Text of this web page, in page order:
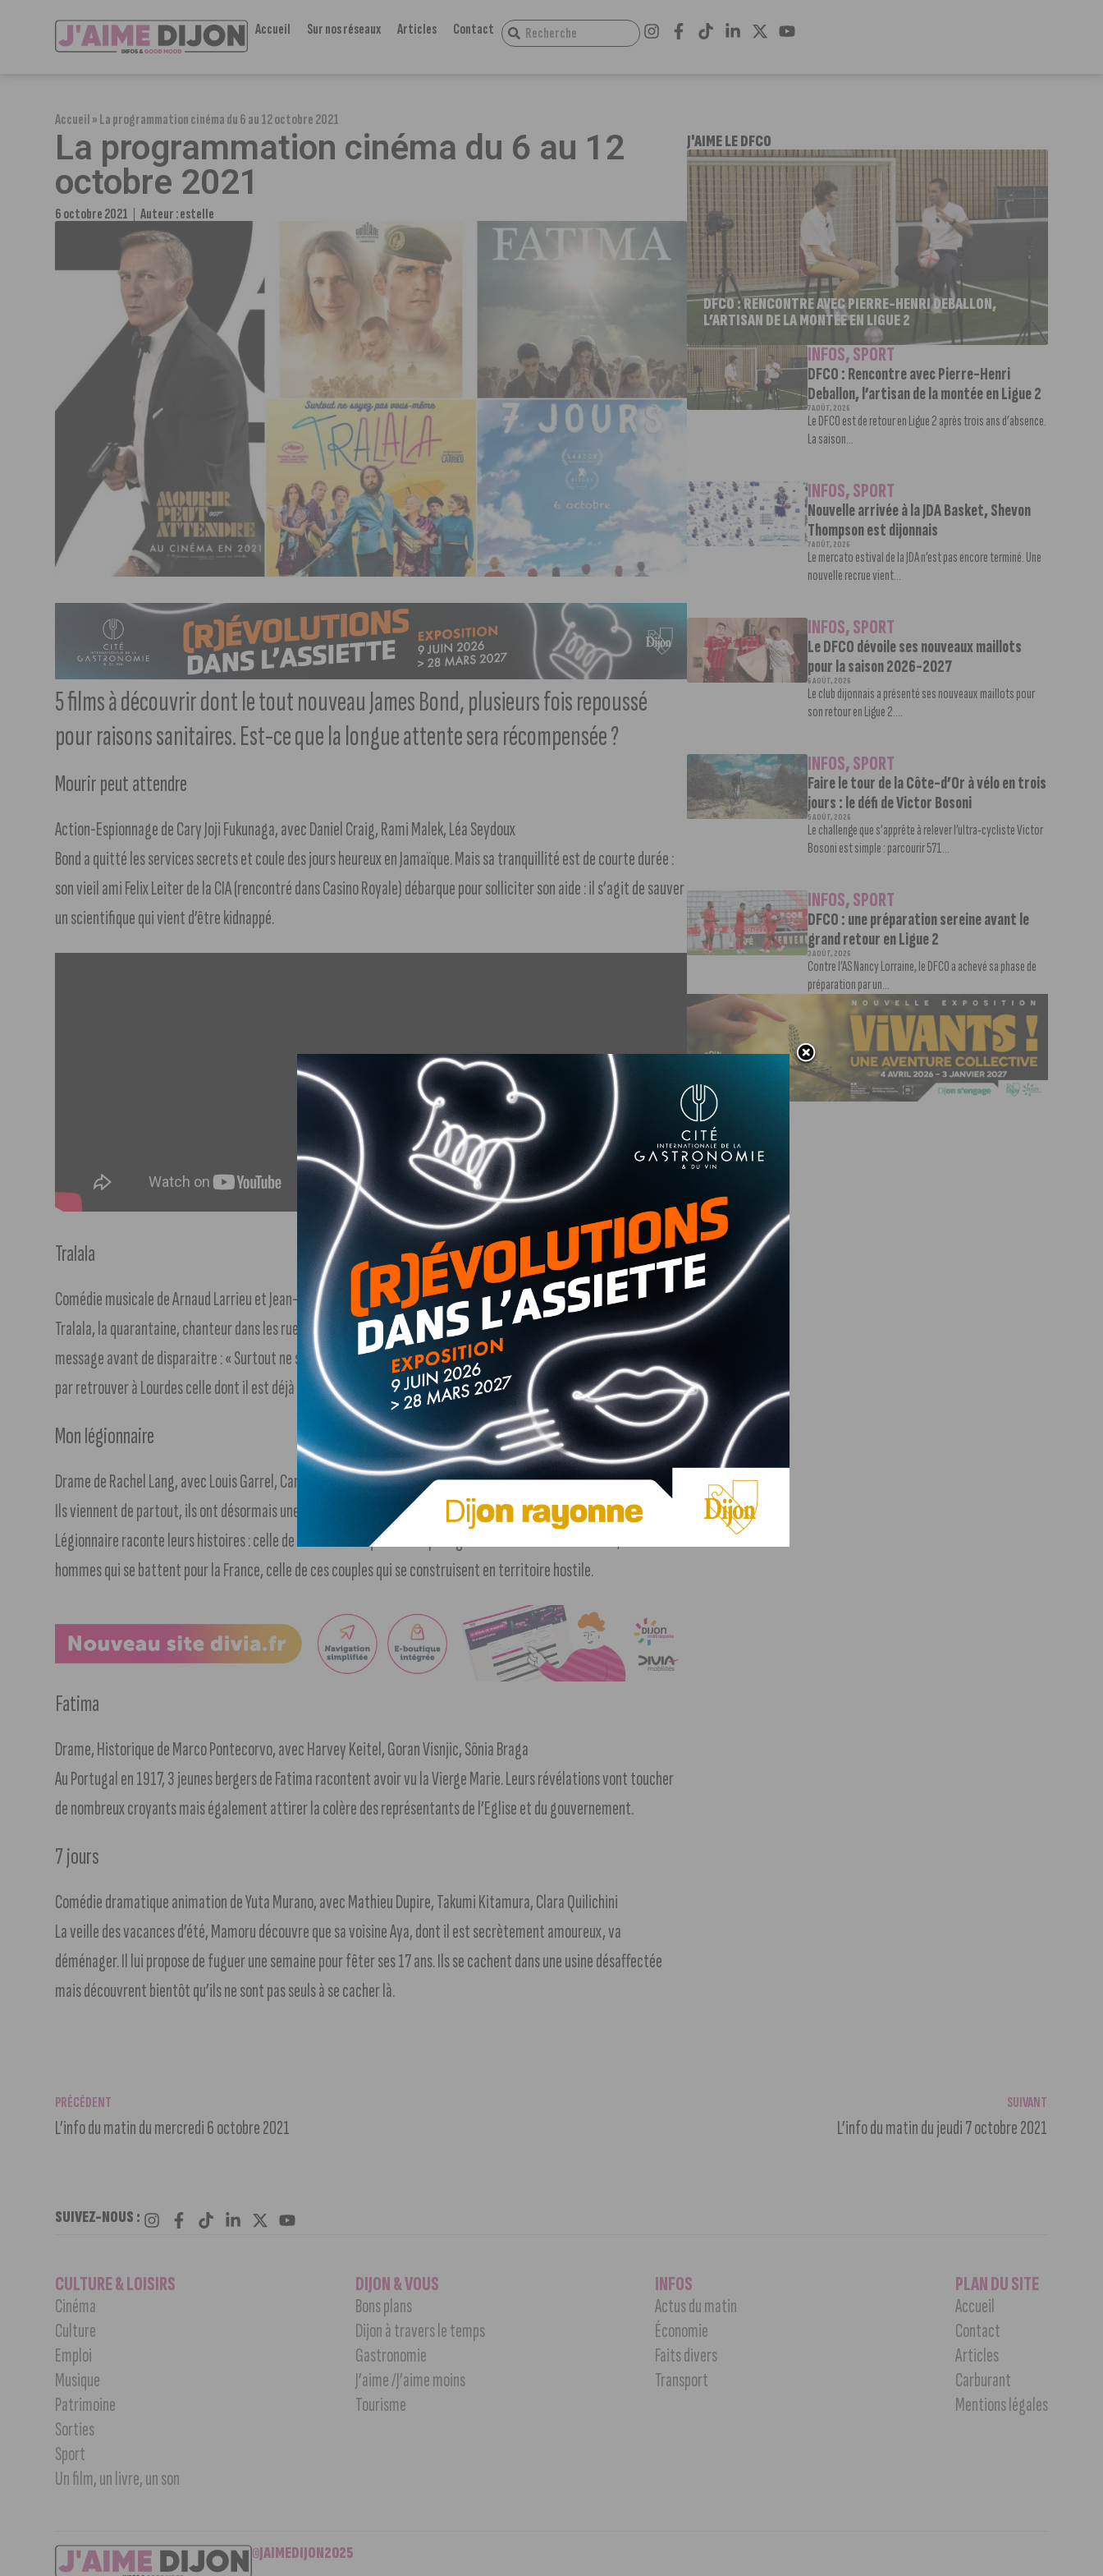
Accueil Sur nos réseaux Articles Contact
Accueil»La programmation cinéma du 6 au 12 octobre 2021
La programmation cinéma du 6 au 12
octobre 2021
6 octobre 2021 Auteur :estelle
5 films à découvrir dont le tout nouveau James Bond, plusieurs fois repoussé
pour raisons sanitaires. Est-ce que la longue attente sera récompensée ?
Mourir peut attendre
Action-Espionnage de Cary Joji Fukunaga, avec Daniel Craig, Rami Malek, Léa Seydoux
Bond a quitté les services secrets et coule des jours heureux en Jamaïque. Mais sa tranquillité est de courte durée :
son vieil ami Felix Leiter de la CIA (rencontré dans Casino Royale) débarque pour solliciter son aide : il s’agit de sauver
un scientifique qui vient d’être kidnappé.
Tralala
Comédie musicale de Arnaud Larrieu et Jean-Marie Larrieu, avec Mathieu Amalric, Josiane Balasko, Mélanie Thierry
Tralala, la quarantaine, chanteur dans les rues de Paris, croise un soir une jeune femme qui lui adresse un seul
message avant de disparaitre : « Surtout ne soyez pas vous-même ». Tralala a t-il rêvé ? Il quitte la capitale et finit
par retrouver à Lourdes celle dont il est déjà amoureux.
Mon légionnaire
Drame de Rachel Lang, avec Louis Garrel, Camille Cottin, Ina Marija Bartaité
Ils viennent de partout, ils ont désormais une chose en commun : la Légion Étrangère, leur nouvelle famille. Mon
Légionnaire raconte leurs histoires : celle de ces femmes qui luttent pour garder leur amour bien vivant, celle de ces
hommes qui se battent pour la France, celle de ces couples qui se construisent en territoire hostile.
Fatima
Drame, Historique de Marco Pontecorvo, avec Harvey Keitel, Goran Visnjic, Sônia Braga
Au Portugal en 1917, 3 jeunes bergers de Fatima racontent avoir vu la Vierge Marie. Leurs révélations vont toucher
de nombreux croyants mais également attirer la colère des représentants de l’Eglise et du gouvernement.
7 jours
Comédie dramatique animation de Yuta Murano, avec Mathieu Dupire, Takumi Kitamura, Clara Quilichini
La veille des vacances d’été, Mamoru découvre que sa voisine Aya, dont il est secrètement amoureux, va
déménager. Il lui propose de fuguer une semaine pour fêter ses 17 ans. Ils se cachent dans une usine désaffectée
mais découvrent bientôt qu’ils ne sont pas seuls à se cacher là.
J'AIME LE DFCO
DFCO : RENCONTRE AVEC PIERRE-HENRI DEBALLON,
L’ARTISAN DE LA MONTÉE EN LIGUE 2
INFOS,SPORT
DFCO : Rencontre avec Pierre-Henri
Deballon, l’artisan de la montée en Ligue 2
7 AOÛT, 2026
Le DFCO est de retour en Ligue 2 après trois ans d’absence.
La saison...
INFOS,SPORT
Nouvelle arrivée à la JDA Basket, Shevon
Thompson est dijonnais
7 AOÛT, 2026
Le mercato estival de la JDA n’est pas encore terminé. Une
nouvelle recrue vient...
INFOS,SPORT
Le DFCO dévoile ses nouveaux maillots
pour la saison 2026-2027
6 AOÛT, 2026
Le club dijonnais a présenté ses nouveaux maillots pour
son retour en Ligue 2....
INFOS,SPORT
Faire le tour de la Côte-d’Or à vélo en trois
jours : le défi de Victor Bosoni
5 AOÛT, 2026
Le challenge que s’apprête à relever l’ultra-cycliste Victor
Bosoni est simple : parcourir 571...
INFOS,SPORT
DFCO : une préparation sereine avant le
grand retour en Ligue 2
3 AOÛT, 2026
Contre l’AS Nancy Lorraine, le DFCO a achevé sa phase de
préparation par un...
PRÉCÉDENT
L’info du matin du mercredi 6 octobre 2021
SUIVANT
L’info du matin du jeudi 7 octobre 2021
SUIVEZ-NOUS :
CULTURE & LOISIRS
Cinéma
Culture
Emploi
Musique
Patrimoine
Sorties
Sport
Un film, un livre, un son
DIJON & VOUS
Bons plans
Dijon à travers le temps
Gastronomie
J’aime /J’aime moins
Tourisme
INFOS
Actus du matin
Économie
Faits divers
Transport
PLAN DU SITE
Accueil
Contact
Articles
Carburant
Mentions légales
©JAIMEDIJON2025